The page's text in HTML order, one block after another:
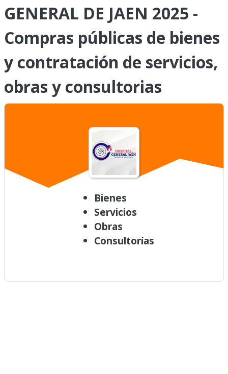
GENERAL DE JAEN 2025 -
Compras públicas de bienes
y contratación de servicios,
obras y consultorias
Bienes
Servicios
Obras
Consultorías